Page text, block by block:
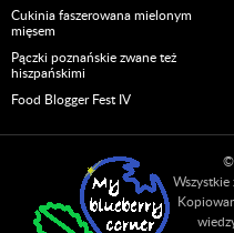
Cukinia faszerowana mielonym
mięsem
Pączki poznańskie zwane też
hiszpańskimi
Food Blogger Fest IV
©